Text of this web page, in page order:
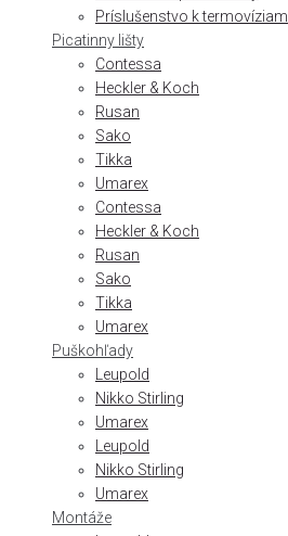
Príslušenstvo k termovíziam
Picatinny lišty
Contessa
Heckler & Koch
Rusan
Sako
Tikka
Umarex
Contessa
Heckler & Koch
Rusan
Sako
Tikka
Umarex
Puškohľady
Leupold
Nikko Stirling
Umarex
Leupold
Nikko Stirling
Umarex
Montáže